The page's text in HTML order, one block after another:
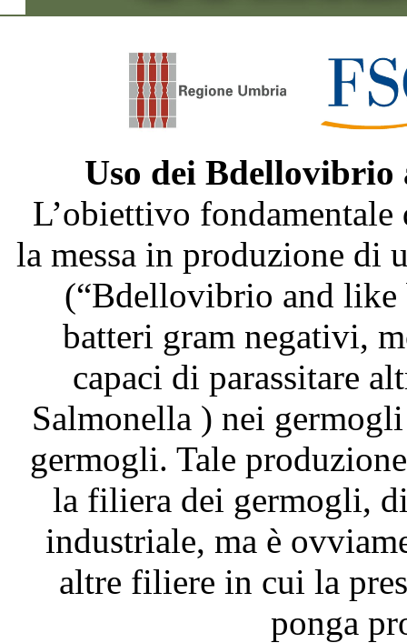
Uso dei
L’obiettivo fondamentale
la messa in produzione di
(“Bdellovibrio and like
batteri gram negativi,
capaci di parassitare
Salmonella ) nei
germogli. Tale
la filiera dei germogli,
industriale, ma è
altre filiere in cui la
ponga